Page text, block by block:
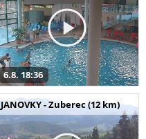
6.8. 18:36
JANOVKY - Zuberec (12 km)